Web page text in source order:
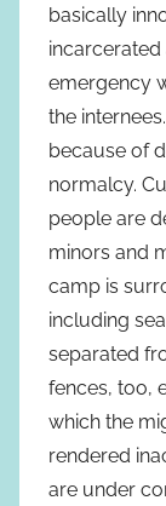
basically
emergency
the
because of
normalcy.
people are
minors and
camp is
including
separated
fences, too,
which the
rendered
are under